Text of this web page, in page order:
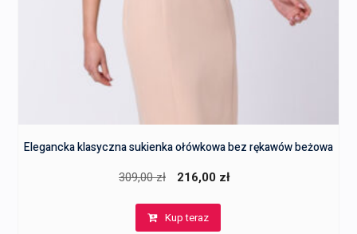
Elegancka klasyczna sukienka ołówkowa bez rękawów beżowa
309,00zł
Pierwotna
wynosiła:
216,00 zł
Kup teraz